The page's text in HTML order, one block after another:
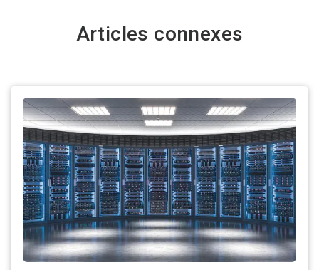
Articles connexes